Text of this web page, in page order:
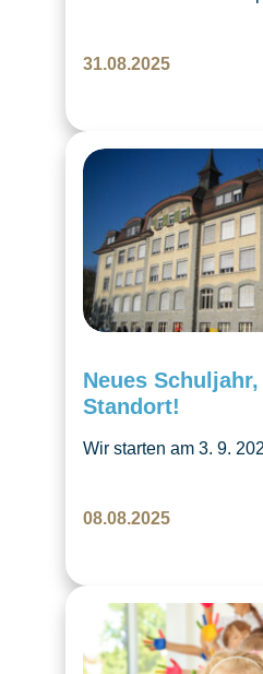
31.08.2025
Neues
Standort!
Wir starten am 3. 9.
oder kommen Sie zu
08.08.2025